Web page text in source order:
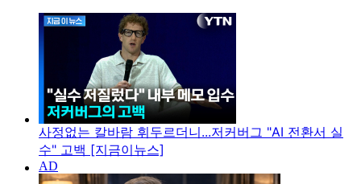
사정없는 칼바람 휘두르더니...저커버그 "AI 전환서 실
수" 고백 [지금이뉴스]